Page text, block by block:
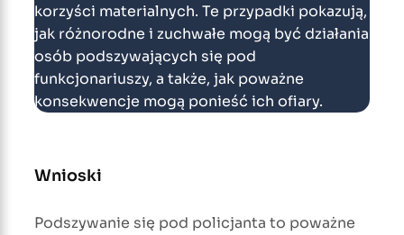
korzyści materialnych. Te przypadki pokazują,
jak różnorodne i zuchwałe mogą być działania
osób podszywających się pod
funkcjonariuszy, a także, jak poważne
konsekwencje mogą ponieść ich ofiary.
Wnioski
Podszywanie się pod policjanta to poważne